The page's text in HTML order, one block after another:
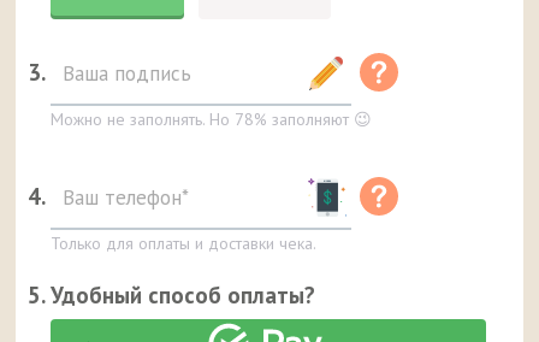
3.
Можно не заполнять. Но 78% заполняют 😉
4.
Только для оплаты и доставки чека.
5. Удобный способ оплаты?